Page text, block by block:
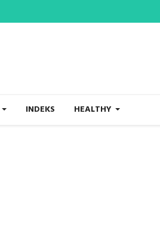
INDEKS HEALTHY